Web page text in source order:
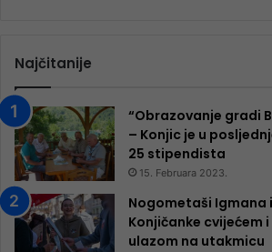
Najčitanije
“Obrazovanje gradi
– Konjic je u
25 ​​stipendista
15. Februara 2023.
Nogometaši Igmana
Konjičanke cvijećem
ulazom na utakmicu